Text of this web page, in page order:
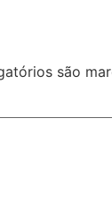
são